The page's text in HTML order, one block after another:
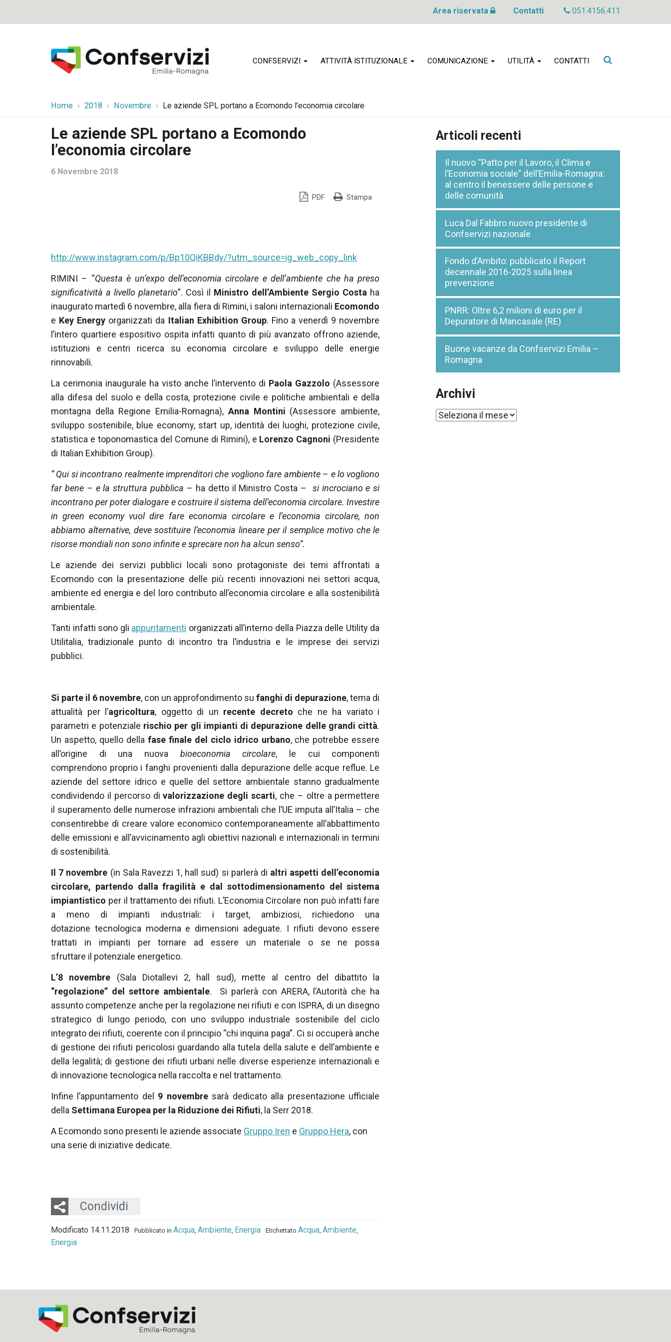
Area riservata Contatti 051.4156.411
CONFSERVIZI ATTIVITÀ ISTITUZIONALE COMUNICAZIONE UTILITÀ CONTATTI
Cerca
Home 2018 Novembre Le aziende SPL portano a Ecomondo l’economia circolare
Le aziende SPL portano a Ecomondo
l’economia circolare
6 Novembre 2018
PDF Stampa
http://www.instagram.com/p/Bp10QiKBBdy/?utm_source=ig_web_copy_link
RIMINI – “Questa è un’expo dell’economia circolare e dell’ambiente che ha preso
significatività a livello planetario”. Così il Ministro dell’Ambiente Sergio Costa ha
inaugurato martedì 6 novembre, alla fiera di Rimini, i saloni internazionali Ecomondo
e Key Energy organizzati da Italian Exhibition Group. Fino a venerdì 9 novembre
l’intero quartiere espositivo ospita infatti quanto di più avanzato offrono aziende,
istituzioni e centri ricerca su economia circolare e sviluppo delle energie
rinnovabili.
La cerimonia inaugurale ha visto anche l’intervento di Paola Gazzolo (Assessore
alla difesa del suolo e della costa, protezione civile e politiche ambientali e della
montagna della Regione Emilia-Romagna), Anna Montini (Assessore ambiente,
sviluppo sostenibile, blue economy, start up, identità dei luoghi, protezione civile,
statistica e toponomastica del Comune di Rimini), e Lorenzo Cagnoni (Presidente
di Italian Exhibition Group).
” Qui si incontrano realmente imprenditori che vogliono fare ambiente– e lo vogliono
far bene – e la struttura pubblica – ha detto il Ministro Costa – si incrociano e si
incontrano per poter dialogare e costruire il sistema dell’economia circolare. Investire
in green economy vuol dire fare economia circolare e l’economia circolare, non
abbiamo alternative, deve sostituire l’economia lineare per il semplice motivo che le
risorse mondiali non sono infinite e sprecare non ha alcun senso”.
Le aziende dei servizi pubblici locali sono protagoniste dei temi affrontati a
Ecomondo con la presentazione delle più recenti innovazioni nei settori acqua,
ambiente ed energia e del loro contributo all’economia circolare e alla sostenibilità
ambientale.
Tanti infatti sono gli appuntamenti organizzati all’interno della Piazza delle Utility da
Utilitalia, tradizionale punto di incontro tra l’industria e le imprese dei servizi
pubblici.
Si parte il 6 novembre, con un approfondimento sufanghi di depurazione, tema di
attualità per l’agricoltura, oggetto di un recente decreto che ne ha variato i
parametri e potenziale rischio per gli impianti di depurazione delle grandi città.
Un aspetto, quello della fase finale del ciclo idrico urbano, che potrebbe essere
all’origine di una nuova bioeconomia circolare, le cui componenti
comprendono proprio i fanghi provenienti dalla depurazione delle acque reflue. Le
aziende del settore idrico e quelle del settore ambientale stanno gradualmente
condividendo il percorso divalorizzazione degli scarti, che – oltre a permettere
il superamento delle numerose infrazioni ambientali che l’UE imputa all’Italia – che
consentirebbe di creare valore economico contemporaneamente all’abbattimento
delle emissioni e all’avvicinamento agli obiettivi nazionali e internazionali in termini
di sostenibilità.
Il 7 novembre (in Sala Ravezzi 1, hall sud) si parlerà di altri aspetti dell’economia
circolare, partendo dalla fragilità e dal sottodimensionamento del sistema
impiantistico per il trattamento dei rifiuti. L’Economia Circolare non può infatti fare
a meno di impianti industriali: i target, ambiziosi, richiedono una
dotazione tecnologica moderna e dimensioni adeguate. I rifiuti devono essere
trattati in impianti per tornare ad essere un materiale o se ne possa
sfruttare il potenziale energetico.
L’8 novembre (Sala Diotallevi 2, hall sud), mette al centro
del dibattito la
“regolazione” del settore ambientale. Si parlerà con ARERA, l’Autorità che ha
assunto competenze anche per la regolazione nei rifiuti e con ISPRA, di un disegno
strategico di lungo periodo, con uno sviluppo industriale sostenibile del ciclo
integrato dei rifiuti, coerente con il principio “chi inquina paga”. Ci si occuperà anche
di gestione dei rifiuti pericolosi guardando alla tutela della salute e dell’ambiente e
della legalità; di gestione dei rifiuti urbani nelle diverse esperienze internazionali e
di innovazione tecnologica nella raccolta e nel trattamento.
Infine l’appuntamento del 9 novembresarà dedicato alla presentazione ufficiale
della Settimana Europea per la Riduzione dei Rifiuti, la Serr 2018.
A Ecomondo sono presenti le aziende associate Gruppo Iren e Gruppo Hera, con
una serie di iniziative dedicate.
Condividi
Twitter
LinkedIn
Email
Modificato 14.11.2018 Pubblicato in Acqua, Ambiente, Energia Etichettato Acqua, Ambiente,
Energia
Articoli recenti
Il nuovo “Patto per il Lavoro, il Clima e
l’Economia sociale” dell’Emilia-Romagna:
al centro il benessere delle persone e
delle comunità
Luca Dal Fabbro nuovo presidente di
Confservizi nazionale
Fondo d’Ambito: pubblicato il Report
decennale 2016-2025 sulla linea
prevenzione
PNRR: Oltre 6,2 milioni di euro per il
Depuratore di Mancasale (RE)
Buone vacanze da Confservizi Emilia –
Romagna
Archivi
Archivi